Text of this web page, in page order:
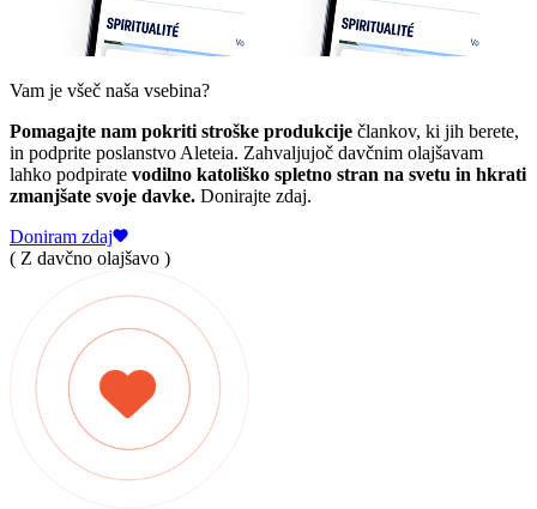
Vam je všeč naša vsebina?
Pomagajte nam pokriti stroške produkcije člankov, ki jih berete,
in podprite poslanstvo Aleteia. Zahvaljujoč davčnim olajšavam
lahko podpirate vodilno katoliško spletno stran na svetu in hkrati
zmanjšate svoje davke. Donirajte zdaj.
Doniram zdaj
( Z davčno olajšavo )